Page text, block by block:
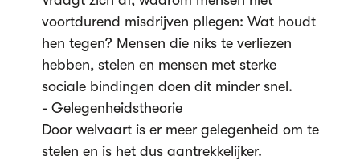
voortdurend misdrijven pllegen: Wat houdt
hen tegen? Mensen die niks te verliezen
hebben, stelen en mensen met sterke
sociale bindingen doen dit minder snel.
- Gelegenheidstheorie
Door welvaart is er meer gelegenheid om te
stelen en is het dus aantrekkelijker.